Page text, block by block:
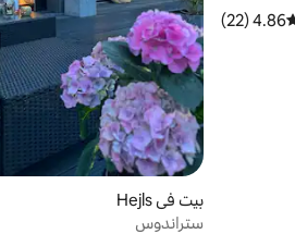
التقييم 4.86 من 5، 22 مراجعات
4.86 (22)
بيت في Hejls
ستراندوس